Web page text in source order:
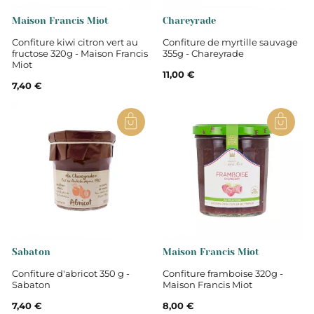
Maison Francis Miot
Confiture kiwi citron vert au
fructose 320g - Maison Francis
Miot
7,40 €
Chareyrade
Confiture de myrtille sauvage
355g - Chareyrade
11,00 €
Sabaton
Confiture d'abricot 350 g -
Sabaton
7,40 €
Maison Francis Miot
Confiture framboise 320g -
Maison Francis Miot
8,00 €